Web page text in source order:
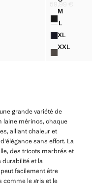
PULL
MPULL
LPULL
XLPULL
XXLPULL
Prix actuel
59,99 €
Couleurs
grande variété de
laine mérinos, chaque
alliant chaleur et
sans effort. La
des tricots marbrés et
durabilité et la
facilement être
comme le gris et le